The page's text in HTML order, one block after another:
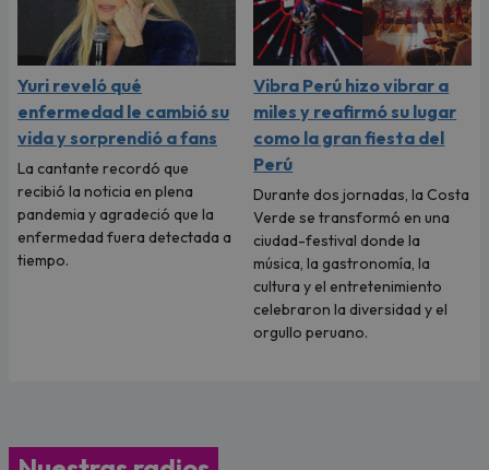
Yuri reveló qué
enfermedad le cambió su
vida y sorprendió a fans
La cantante recordó que
recibió la noticia en plena
pandemia y agradeció que la
enfermedad fuera detectada a
tiempo.
Vibra Perú hizo vibrar a
miles y reafirmó su lugar
como la gran fiesta del
Perú
Durante dos jornadas, la Costa
Verde se transformó en una
ciudad-festival donde la
música, la gastronomía, la
cultura y el entretenimiento
celebraron la diversidad y el
orgullo peruano.